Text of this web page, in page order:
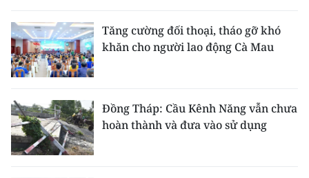
Tăng cường đối thoại, tháo gỡ khó
khăn cho người lao động Cà Mau
Đồng Tháp: Cầu Kênh Năng vẫn chưa
hoàn thành và đưa vào sử dụng